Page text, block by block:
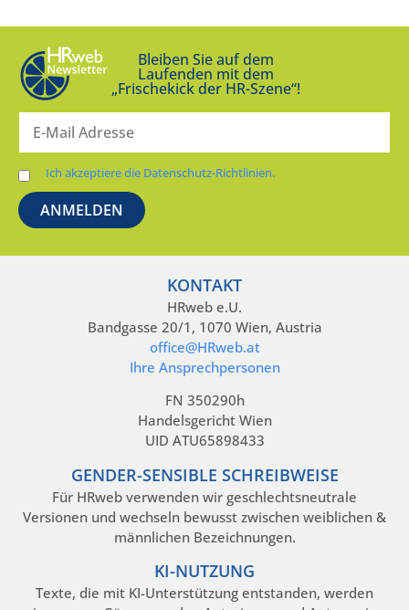
Bleiben Sie auf dem
Laufenden mit dem
„Frischekick der HR-Szene“!
Ich akzeptiere die Datenschutz-Richtlinien.
KONTAKT
HRweb e.U.
Bandgasse 20/1, 1070 Wien, Austria
office@HRweb.at
Ihre Ansprechpersonen
FN 350290h
Handelsgericht Wien
UID ATU65898433
GENDER-SENSIBLE SCHREIBWEISE
Für HRweb verwenden wir geschlechtsneutrale
Versionen und wechseln bewusst zwischen weiblichen &
männlichen Bezeichnungen.
KI-NUTZUNG
Texte, die mit KI-Unterstützung entstanden, werden